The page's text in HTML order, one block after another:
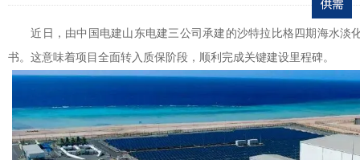
近日，由中国电建山东电建三公司承建的沙特拉比格四期海水淡
书。这意味着项目全面转入质保阶段，顺利完成关键建设里程碑。